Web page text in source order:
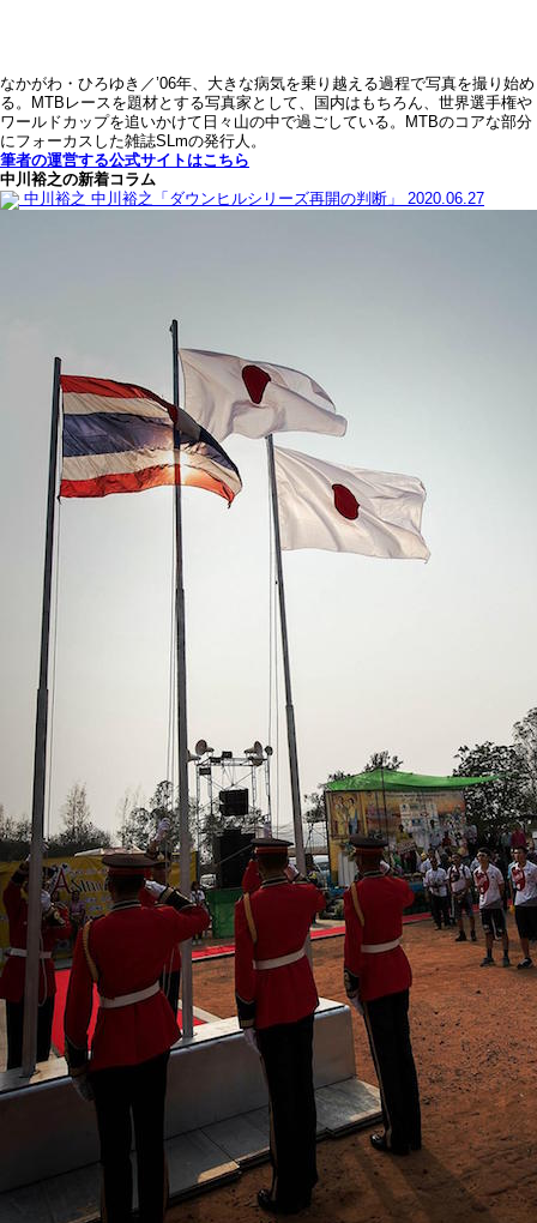
なかがわ・ひろゆき／’06年、大きな病気を乗り越える過程で写真を撮り始め
る。MTBレースを題材とする写真家として、国内はもちろん、世界選手権や
ワールドカップを追いかけて日々山の中で過ごしている。MTBのコアな部分
にフォーカスした雑誌SLmの発行人。
筆者の運営する公式サイトはこちら
中川裕之の新着コラム
中川裕之 中川裕之「ダウンヒルシリーズ再開の判断」 2020.06.27